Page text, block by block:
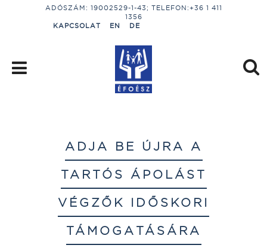
ADÓSZÁM: 19002529-1-43; TELEFON:+36 1 411
1356
KAPCSOLAT
EN DE
ADJA BE ÚJRA A
TARTÓS ÁPOLÁST
VÉGZŐK IDŐSKORI
TÁMOGATÁSÁRA